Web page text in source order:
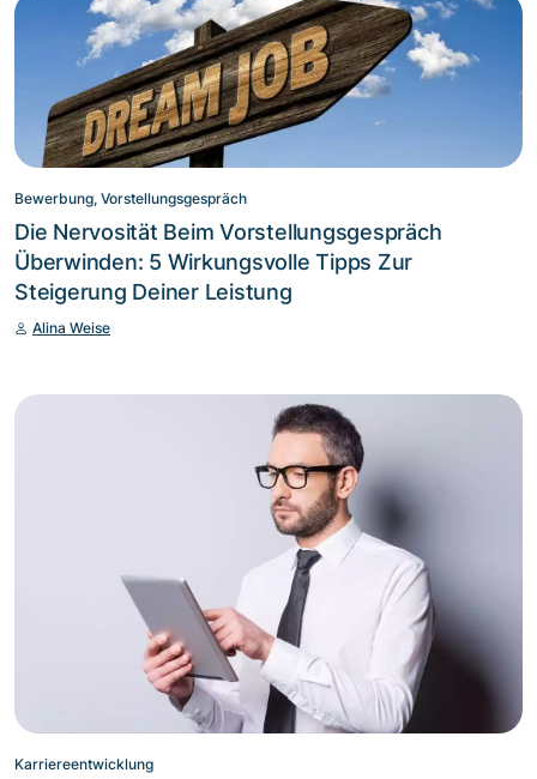
Bewerbung, Vorstellungsgespräch
Die Nervosität Beim Vorstellungsgespräch
Überwinden: 5 Wirkungsvolle Tipps Zur
Steigerung Deiner Leistung
Alina Weise
Karriereentwicklung